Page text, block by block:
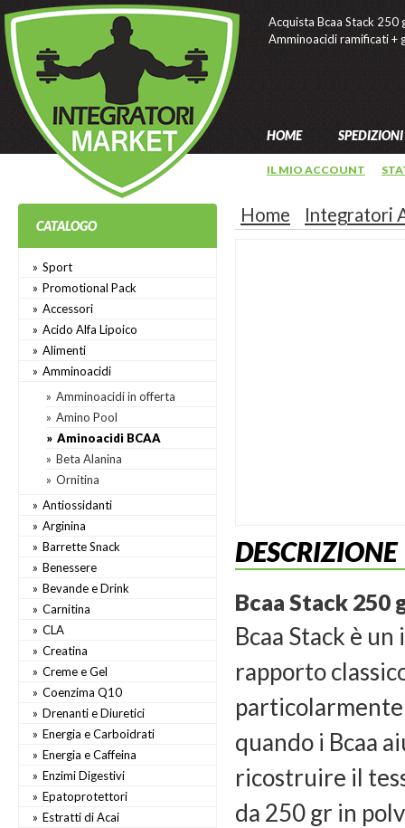
Acquista Bcaa Stack 250
Amminoacidi ramificati +
HOME SPEDIZIONI
IL MIO ACCOUNT
CATALOGO
Sport
Promotional Pack
Accessori
Acido Alfa Lipoico
Alimenti
Amminoacidi
Amminoacidi in offerta
Amino Pool
Aminoacidi BCAA
Beta Alanina
Ornitina
Antiossidanti
Arginina
Barrette Snack
Benessere
Bevande e Drink
Carnitina
CLA
Creatina
Creme e Gel
Coenzima Q10
Drenanti e Diuretici
Energia e Carboidrati
Energia e Caffeina
Enzimi Digestivi
Epatoprotettori
Estratti di Acai
Home Integratori
DESCRIZIONE
Bcaa Stack
Bcaa Stack è
rapporto
quando i Bcaa
ricostruire il
da 250 gr in